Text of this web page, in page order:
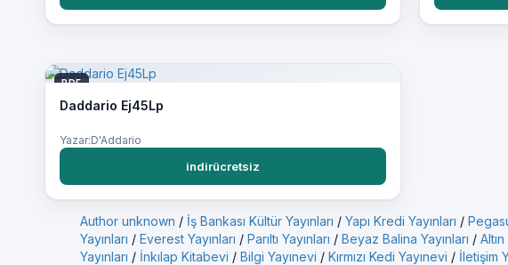
PDF
Daddario Ej45Lp
Yazar:D'Addario
indirücretsiz
Author unknown / İş Bankası Kültür Yayınları / Yapı Kredi Yayınları /
Yayınları / Everest Yayınları / Parıltı Yayınları / Beyaz Balina Yayınları /
Yayınları / İnkılap Kitabevi / Bilgi Yayınevi / Kırmızı Kedi Yayınevi / İletişim